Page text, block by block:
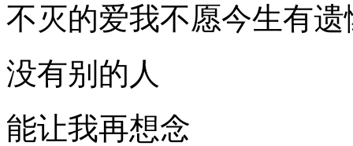
不灭的爱我不愿今生有遗
没有别的人
能让我再想念